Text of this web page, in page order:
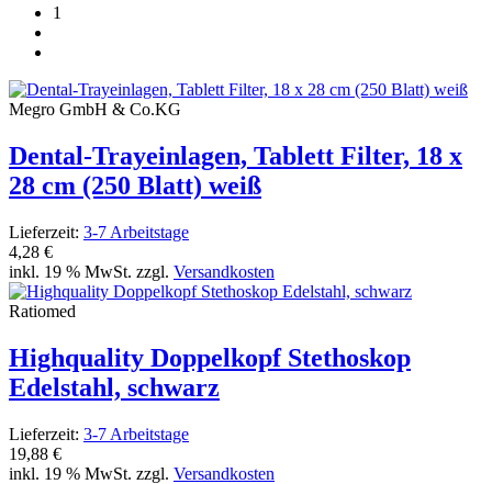
1
Megro GmbH & Co.KG
Dental-Trayeinlagen, Tablett Filter, 18 x
28 cm (250 Blatt) weiß
Lieferzeit: 3-7 Arbeitstage
4,28 €
inkl. 19 % MwSt. zzgl. Versandkosten
Ratiomed
Highquality Doppelkopf Stethoskop
Edelstahl, schwarz
Lieferzeit: 3-7 Arbeitstage
19,88 €
inkl. 19 % MwSt. zzgl. Versandkosten